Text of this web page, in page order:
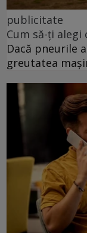
publicitate
Cum să-ți
Dacă pneurile
greutatea